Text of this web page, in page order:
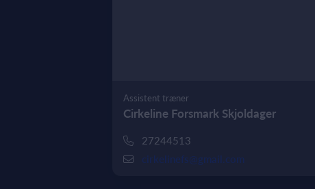
Assistent træner
Cirkeline Forsmark Skjoldager
27244513
cirkelinefs@gmail.com